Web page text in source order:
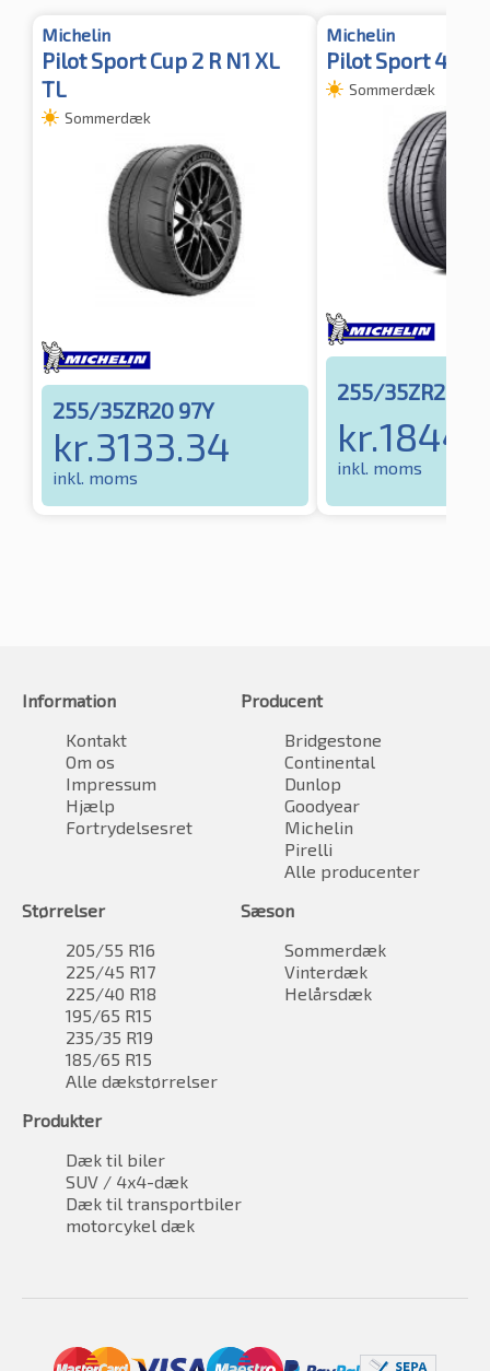
Michelin
Pilot Sport Cup 2 R N1 XL
TL
Sommerdæk
255/35ZR20 97Y
kr.3133.34
inkl. moms
Michelin
Pilot Sport 4 S
Sommerdæk
255/35ZR20
kr.
inkl. moms
Information
Kontakt
Om os
Impressum
Hjælp
Fortrydelsesret
Producent
Bridgestone
Continental
Dunlop
Goodyear
Michelin
Pirelli
Alle producenter
Størrelser
205/55 R16
225/45 R17
225/40 R18
195/65 R15
235/35 R19
185/65 R15
Alle dækstørrelser
Sæson
Sommerdæk
Vinterdæk
Helårsdæk
Produkter
Dæk til biler
SUV / 4x4-dæk
Dæk til transportbiler
motorcykel dæk